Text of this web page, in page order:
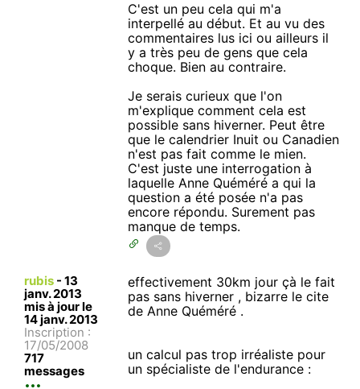
C'est un peu cela qui m'a
interpellé au début. Et au vu des
commentaires lus ici ou ailleurs il
y a très peu de gens que cela
choque. Bien au contraire.
Je serais curieux que l'on
m'explique comment cela est
possible sans hiverner. Peut être
que le calendrier Inuit ou Canadien
n'est pas fait comme le mien.
C'est juste une interrogation à
laquelle Anne Quéméré a qui la
question a été posée n'a pas
encore répondu. Surement pas
manque de temps.
rubis - 13
janv. 2013
mis à jour le
14 janv. 2013
Inscription :
17/05/2008
717
messages
effectivement 30km jour çà le fait
pas sans hiverner , bizarre le cite
de Anne Quéméré .
un calcul pas trop irréaliste pour
un spécialiste de l'endurance :